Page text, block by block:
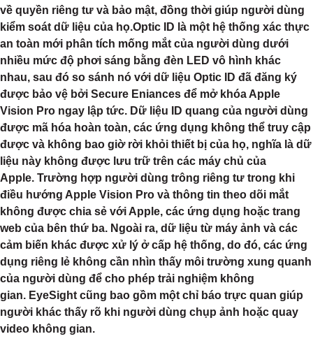
về quyền riêng tư và bảo mật, đồng thời giúp người dùng
kiểm soát dữ liệu của họ.Optic ID là một hệ thống xác thực
an toàn mới phân tích mống mắt của người dùng dưới
nhiều mức độ phơi sáng bằng đèn LED vô hình khác
nhau, sau đó so sánh nó với dữ liệu Optic ID đã đăng ký
được bảo vệ bởi Secure Eniances để mở khóa Apple
Vision Pro ngay lập tức. Dữ liệu ID quang của người dùng
được mã hóa hoàn toàn, các ứng dụng không thể truy cập
được và không bao giờ rời khỏi thiết bị của họ, nghĩa là dữ
liệu này không được lưu trữ trên các máy chủ của
Apple. Trường hợp người dùng trông riêng tư trong khi
điều hướng Apple Vision Pro và thông tin theo dõi mắt
không được chia sẻ với Apple, các ứng dụng hoặc trang
web của bên thứ ba. Ngoài ra, dữ liệu từ máy ảnh và các
cảm biến khác được xử lý ở cấp hệ thống, do đó, các ứng
dụng riêng lẻ không cần nhìn thấy môi trường xung quanh
của người dùng để cho phép trải nghiệm không
gian. EyeSight cũng bao gồm một chỉ báo trực quan giúp
người khác thấy rõ khi người dùng chụp ảnh hoặc quay
video không gian.